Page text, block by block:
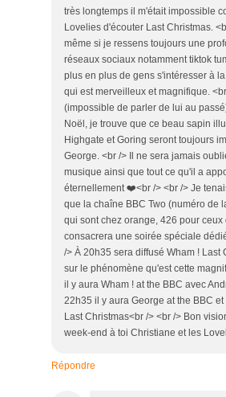
très longtemps il m'était impossible
Lovelies d'écouter Last Christmas.
même si je ressens toujours une
réseaux sociaux notamment tiktok
plus en plus de gens s'intéresser à
qui est merveilleux et magnifique.
(impossible de parler de lui au
Noël, je trouve que ce beau sapin
Highgate et Goring seront toujours
George. <br /> Il ne sera jamais
musique ainsi que tout ce qu'il a
éternellement ❤️<br /> <br /> Je
que la chaîne BBC Two (numéro de
qui sont chez orange, 426 pour
consacrera une soirée spéciale
/> À 20h35 sera diffusé Wham ! Last
sur le phénomène qu'est cette
il y aura Wham ! at the BBC avec
22h35 il y aura George at the BBC
Last Christmas<br /> <br /> Bon
week-end à toi Christiane et les
Répondre